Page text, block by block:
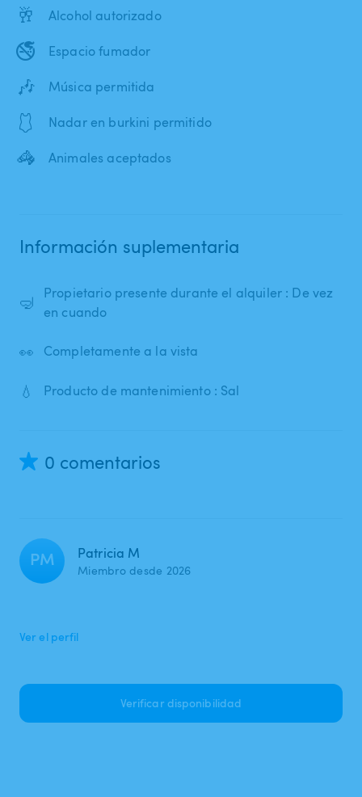
🥂 Alcohol autorizado
🚭 Espacio fumador
🎶 Música permitida
🩱 Nadar en burkini permitido
🦓 Animales aceptados
Información suplementaria
🤿
Propietario presente durante el alquiler : De vez
en cuando
👀 Completamente a la vista
💧 Producto de mantenimiento : Sal
0 comentarios
PM Patricia M
Miembro desde 2026
Ver el perfil
Verificar disponibilidad